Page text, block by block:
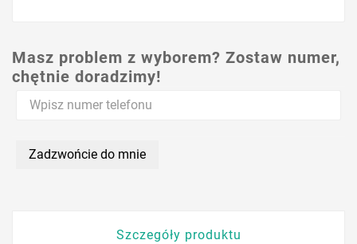
Masz problem z wyborem? Zostaw numer,
chętnie doradzimy!
Zadzwońcie do mnie
Szczegóły produktu